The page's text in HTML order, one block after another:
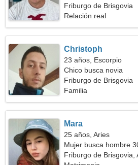
Friburgo de Brisgovia
Relación real
Christoph
23 años, Escorpio
Chico busca novia
Friburgo de Brisgovia
Familia
Mara
25 años, Aries
Mujer busca hombre
Friburgo de Brisgovia,